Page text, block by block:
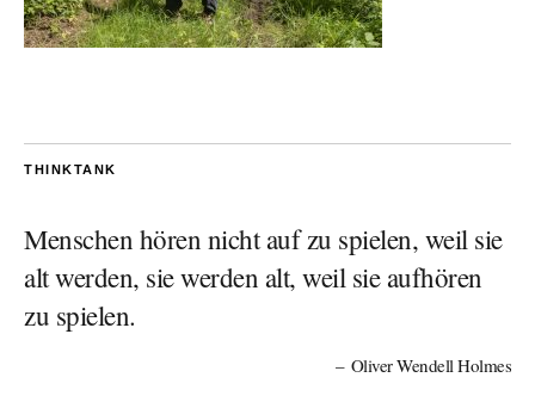
THINKTANK
Menschen hören nicht auf zu spielen, weil sie
alt werden, sie werden alt, weil sie aufhören
zu spielen.
Oliver Wendell Holmes